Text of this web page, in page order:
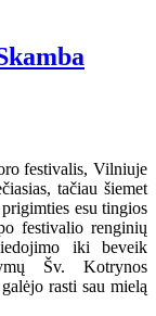
festivalis, Vilniuje
tačiau šiemet
esu tingios
festivalio renginių
iki beveik
Šv. Kotrynos
rasti sau mielą